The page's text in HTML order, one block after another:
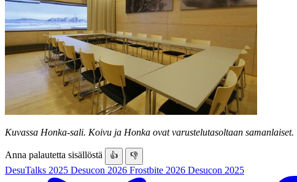
Kuvassa Honka-sali. Koivu ja Honka ovat varustelutasoltaan samanlaiset.
Anna palautetta sisällöstä 👍 👎
DesuTalks 2025 Desucon 2026 Frostbite 2026 Desucon 2025